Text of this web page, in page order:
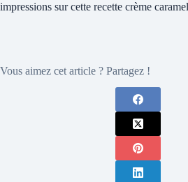
impressions sur cette recette crème
Vous aimez cet article ? Partagez !